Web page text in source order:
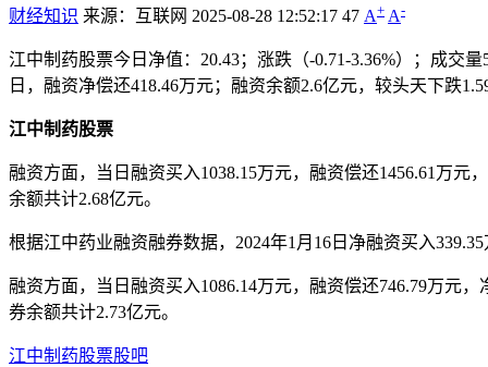
财经知识 来源：互联网 2025-08-28 12:52:17 47 A+ A-
江中制药股票今日净值：20.43；涨跌（-0.71-3.36%）；成交
日，融资净偿还418.46万元；融资余额2.6亿元，较头天下跌
江中制药股票
融资方面，当日融资买入1038.15万元，融资偿还1456.61万元
余额共计2.68亿元。
根据江中药业融资融券数据，2024年1月16日净融资买入
融资方面，当日融资买入1086.14万元，融资偿还746.79万元
券余额共计2.73亿元。
江中制药股票股吧